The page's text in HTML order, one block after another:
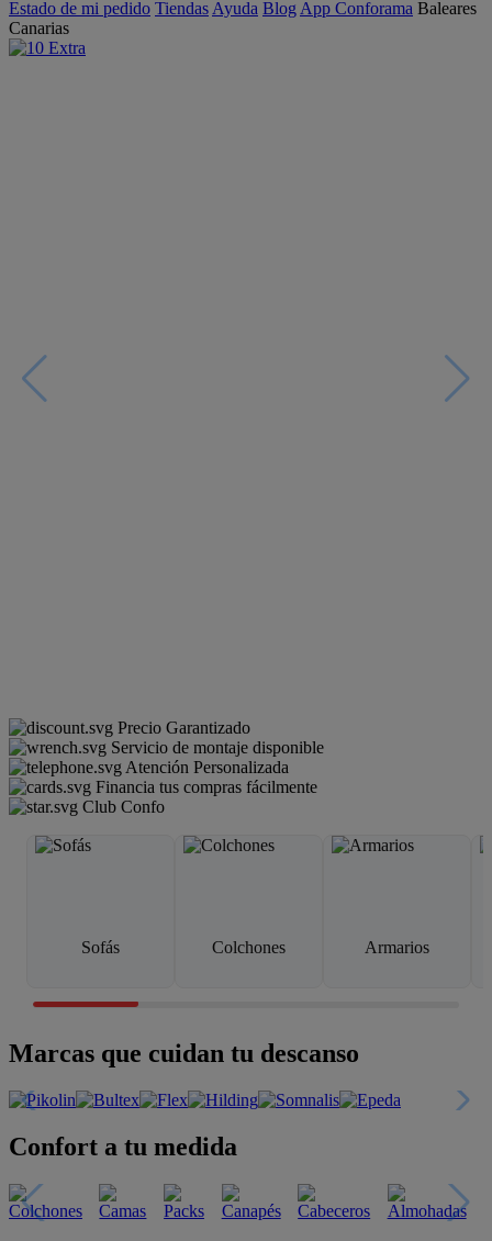
Estado de mi pedido Tiendas Ayuda Blog App Conforama Baleares
Canarias
Precio Garantizado
Servicio de montaje disponible
Atención Personalizada
Financia tus compras fácilmente
Club Confo
Sofás Colchones Armarios
Marcas que cuidan tu descanso
Confort a tu medida